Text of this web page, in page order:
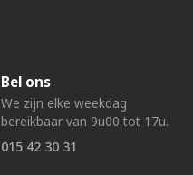
Bel ons
We zijn elke weekdag
bereikbaar van 9u00 tot 17u.
015 42 30 31